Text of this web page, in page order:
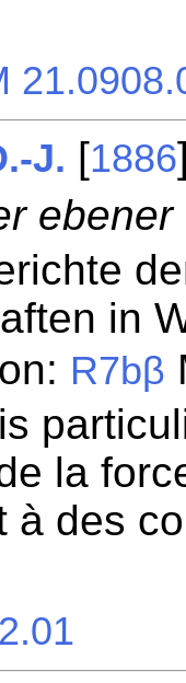
J. [1886
ebener
in
R7bβ
la
à des